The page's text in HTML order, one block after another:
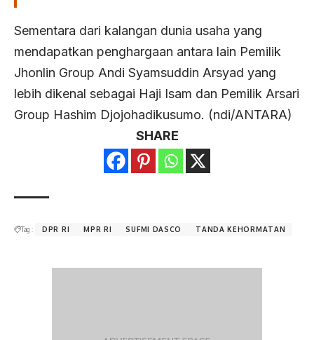
Sementara dari kalangan dunia usaha yang
mendapatkan penghargaan antara lain Pemilik
Jhonlin Group Andi Syamsuddin Arsyad yang
lebih dikenal sebagai Haji Isam dan Pemilik Arsari
Group Hashim Djojohadikusumo. (ndi/ANTARA)
SHARE
Tag : DPR RI MPR RI SUFMI DASCO TANDA KEHORMATAN